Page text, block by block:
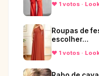
♥ 1 votos ·
Roupas de
escolher…
♥ 1 votos ·